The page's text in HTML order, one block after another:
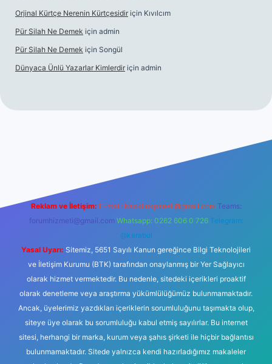
Orjinal Kürtçe Nerenin Kürtçesidir için Kıvılcım
Pür Silah Ne Demek için admin
Pür Silah Ne Demek için Songül
Dünyaca Ünlü Yazarlar Kimlerdir için admin
Reklam ve İletişim: E-mail: backlinkpaneli@gmail.com Teams:
forumhizmeti@gmail.com Whatsapp: 0262 606 0 726 Telegram:
@karabul
Yasal Uyarı: Sitemiz, 5651 Sayılı Kanun gereğince Bilgi Teknolojileri
ve İletişim Kurumu (BTK) tarafından onaylanmış bir Yer Sağlayıcı
olarak hizmet vermektedir. Bu nedenle, sitedeki içerikleri proaktif
olarak denetleme veya araştırma yükümlülüğümüz bulunmamaktadır.
Ancak, üyelerimiz yazdıkları içeriklerin sorumluluğunu taşımakta olup,
siteye üye olarak bu sorumluluğu kabul etmiş sayılırlar. Bu internet
sitesi, herhangi bir marka, kurum veya şahıs şirketi ile hiçbir bağlantısı
bulunmamaktadır. Sitede yalnızca kendi hazırladığımız makaleler